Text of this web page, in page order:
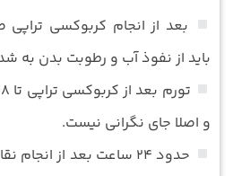
بعد از انجام کربوکسی
باید از نفوذ آب و رطوبت بدن به
و اصلا جای نگرانی نیست.
حدود ۲۴ ساعت بعد از